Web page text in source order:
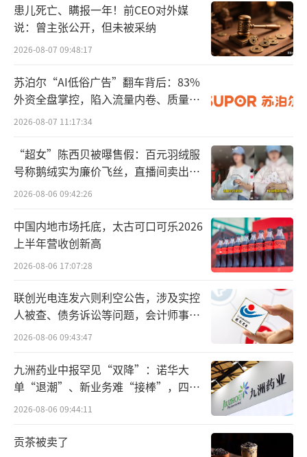
据潮新闻，8月31日辛巴的直播间中，辛巴
身旁助理称该品牌被某主播“指着鼻子去骂
了”，原因是对方先卖，后来辛巴却以更低价
格开卖，品牌方没有给到同样的价格。
轰”小杨哥：“我（卖大闸蟹那次）本身是个
很小的直播。卖完之后，粉丝让加库存，加库
存链接没了。品牌方蒙了，他说被小杨哥举报
了，说小杨哥谈好了，意思是我卖的太便宜
了。”
患儿死亡、瞒报一年！前CEO对外媒
说：曾主张公开，但未被采纳
2026-08-07 09:48:17
苏泊尔“AI低俗广告”翻车背后：83%
外资全盘掌控，陷入流量内卷、质量频
发的负循环
2026-08-07 11:17:34
“超女”陈西贝被曝售假：百元羽绒服
号称鹅绒实为廉价飞丝，直播间卖出超
百万元
2026-08-06 09:42:26
中国内地市场托底，太古可口可乐2026
上半年营收创新高
2026-08-06 17:07:28
联创光电连发六则利空公告，涉及实控
人被查、债务诉讼等问题，会计师事务
所曾出具“保留意见”
2026-08-06 09:43:47
九洲药业中报罕见“双降”：诺华大
单“退潮”、新业务难“接棒”，四大
难关待闯
2026-08-06 09:44:11
贡茶被卖了